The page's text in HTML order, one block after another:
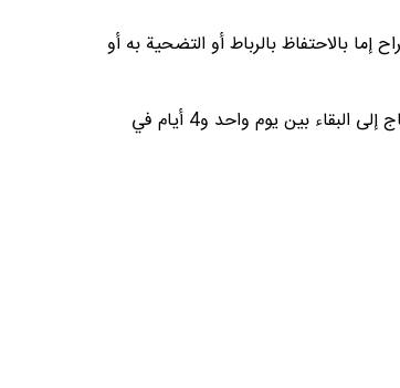
إما بالاحتفاظ بالرباط أو التضحية به أو
تستغرق عملية تغيير مفصل الركبة عادة ما بين ساعتين و4 ساعات، ويتم إجراؤها في مستشفى خاص أو مركز متخصص بجراحة العظام. سوف تحتاج إلى البقاء بين يوم واحد و4 أيام في